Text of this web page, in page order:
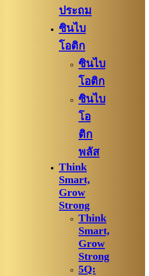
ประถม
ซินไบ
โอติก
ซินไบ
โอติก
ซินไบ
โอ
ติก
พลัส
Think
Smart,
Grow
Strong
Think
Smart,
Grow
Strong
5Q: